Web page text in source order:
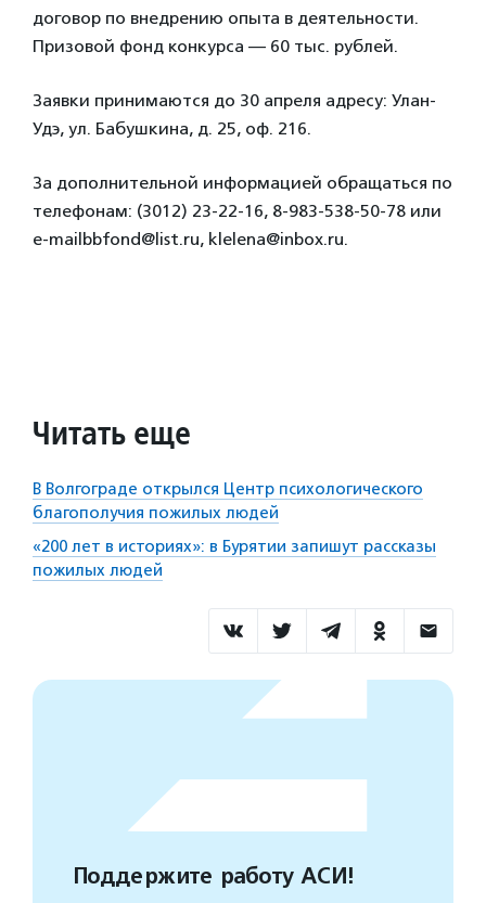
договор по внедрению опыта в деятельности.
Призовой фонд конкурса — 60 тыс. рублей.
Заявки принимаются до 30 апреля адресу: Улан-
Удэ, ул. Бабушкина, д. 25, оф. 216.
За дополнительной информацией обращаться по
телефонам: (3012) 23-22-16, 8-983-538-50-78 или
e-mailbbfond@list.ru, klelena@inbox.ru.
Читать еще
В Волгограде открылся Центр психологического
благополучия пожилых людей
«200 лет в историях»: в Бурятии запишут рассказы
пожилых людей
Поддержите работу АСИ!